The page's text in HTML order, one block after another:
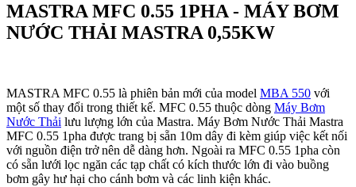
MASTRA MFC 0.55 1PHA - MÁY BƠM
NƯỚC THẢI MASTRA 0,55KW
MASTRA MFC 0.55 là phiên bản mới của model MBA 550 với
một số thay đổi trong thiết kế. MFC 0.55 thuộc dòng Máy Bơm
Nước Thải lưu lượng lớn của Mastra. Máy Bơm Nước Thải Mastra
MFC 0.55 1pha được trang bị sẵn 10m dây đi kèm giúp việc kết nối
với nguồn điện trở nên dễ dàng hơn. Ngoài ra MFC 0.55 1pha còn
có sẵn lưới lọc ngăn các tạp chất có kích thước lớn đi vào buồng
bơm gây hư hại cho cánh bơm và các linh kiện khác.